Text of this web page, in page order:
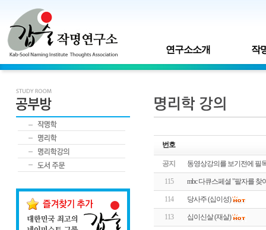
연구소소개 작
번호
공지 동영상강의를 보기전에 필
115 mbc 다큐스페셜 "팔자를 찾
114 당사주 (십이성)
113 십이신살 (재살)